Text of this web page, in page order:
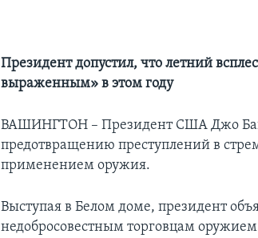
Президент допустил, что летний
выраженным» в этом году
ВАШИНГТОН – Президент США Джо
предотвращению преступлений в
применением оружия.
Выступая в Белом доме, президент
недобросовестным торговцам